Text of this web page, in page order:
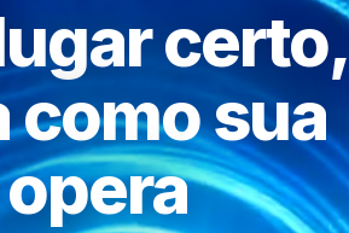
como sua